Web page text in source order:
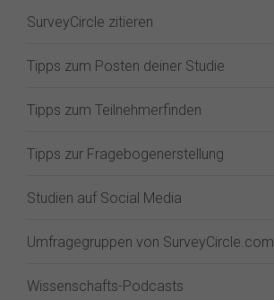
SurveyCircle zitieren
Tipps zum Posten deiner Studie
Tipps zum Teilnehmerfinden
Tipps zur Fragebogenerstellung
Studien auf Social Media
Umfragegruppen von SurveyCircle.com
Wissenschafts-Podcasts